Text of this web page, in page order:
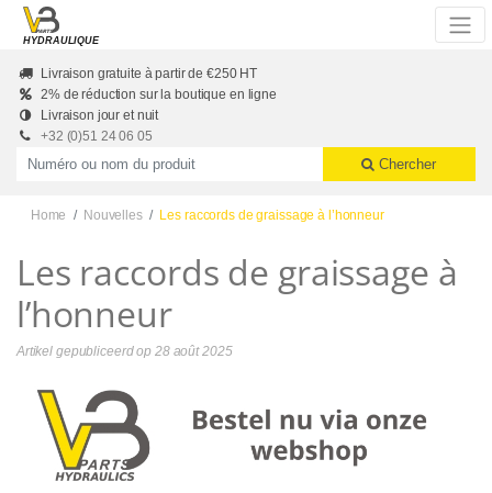
Skip to main content
HYDRAULIQUE
Livraison gratuite à partir de €250 HT
2% de réduction sur la boutique en ligne
Livraison jour et nuit
+32 (0)51 24 06 05
Productnummer of naam
Chercher
Home Nouvelles Les raccords de graissage à l’honneur
Les raccords de graissage à
l’honneur
Artikel gepubliceerd op 28 août 2025